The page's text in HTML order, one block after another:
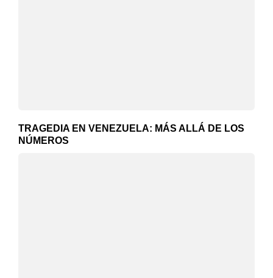
TRAGEDIA EN VENEZUELA: MÁS ALLÁ DE LOS
NÚMEROS